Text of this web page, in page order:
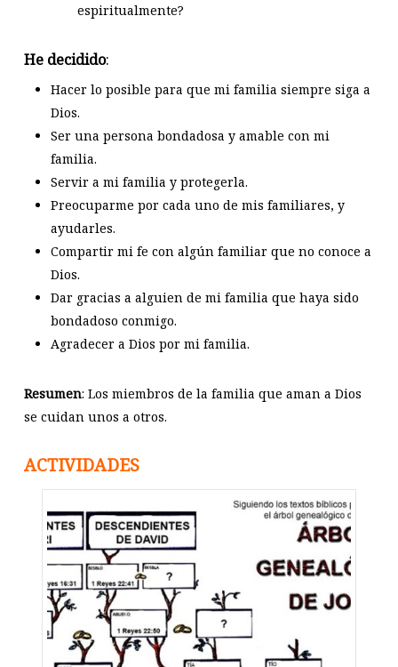
espiritualmente?
He decidido:
Hacer lo posible para que mi familia siempre siga a
Dios.
Ser una persona bondadosa y amable con mi
familia.
Servir a mi familia y protegerla.
Preocuparme por cada uno de mis familiares, y
ayudarles.
Compartir mi fe con algún familiar que no conoce a
Dios.
Dar gracias a alguien de mi familia que haya sido
bondadoso conmigo.
Agradecer a Dios por mi familia.
Resumen: Los miembros de la familia que aman a Dios
se cuidan unos a otros.
ACTIVIDADES